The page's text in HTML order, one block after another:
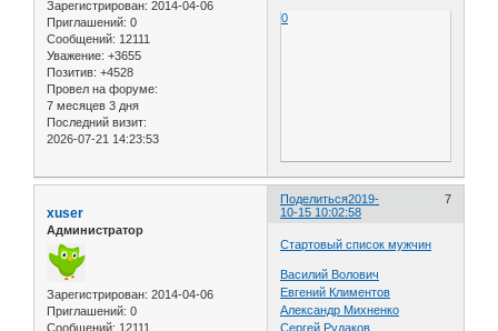
Зарегистрирован: 2014-04-06
Приглашений: 0
Сообщений: 12111
Уважение: +3655
Позитив: +4528
Провел на форуме:
7 месяцев 3 дня
Последний визит:
2026-07-21 14:23:53
0
Поделиться 7
2019-
10-15 10:02:58
xuser
Администратор
Зарегистрирован: 2014-04-06
Приглашений: 0
Сообщений: 12111
Стартовый список мужчин
Василий Волович
Евгений Климентов
Александр Михненко
Сергей Рудаков